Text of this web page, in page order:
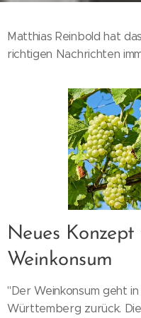
Matthias Reinbold hat
richtigen Nachrichten
Neues
Weinkonsum
"Der Weinkonsum geht
Württemberg zurück.